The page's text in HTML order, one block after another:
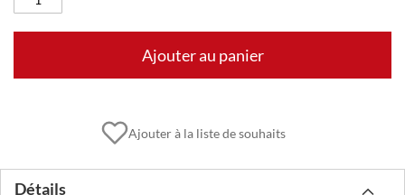
Ajouter au panier
Ajouter à la liste de souhaits
Détails